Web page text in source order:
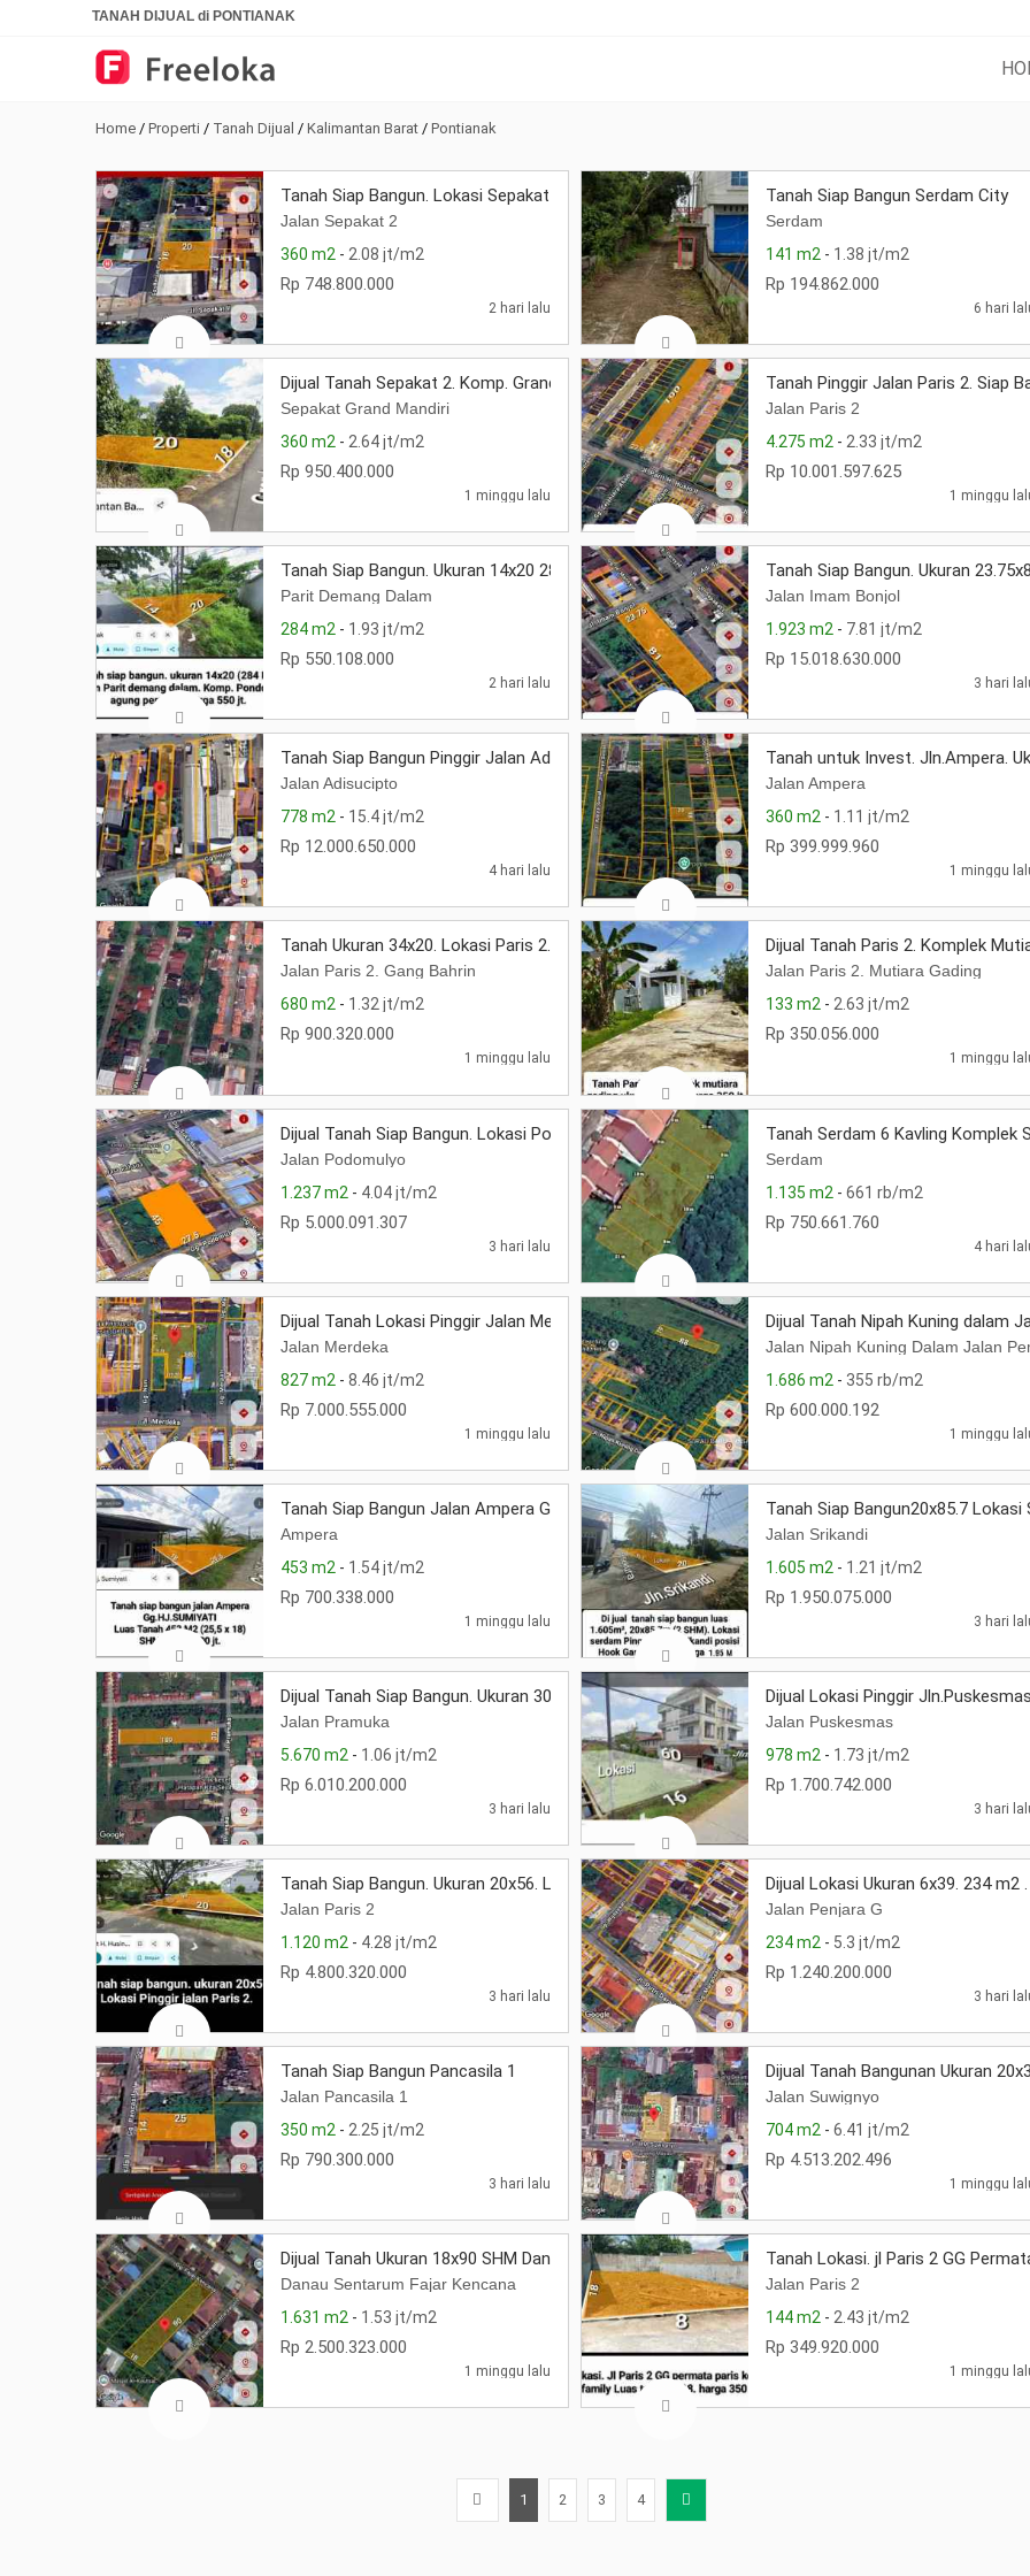
TANAH DIJUAL di PONTIANAK
Home / Properti / Tanah Dijual / Kalimantan Barat / Pontianak
Tanah Siap Bangun. Lokasi Sepakat 2. Belakang Ruko. 18x20
Jalan Sepakat 2
360 m2 - 2.08 jt/m2
Rp 748.800.000
2 hari lalu
Tanah Siap Bangun Serdam City
Serdam
141 m2 - 1.38 jt/m2
Rp 194.862.000
6 hari
Dijual Tanah Sepakat 2. Komp. Grand Sepakat Mandiri. Uk 18 X 20
Sepakat Grand Mandiri
360 m2 - 2.64 jt/m2
Rp 950.400.000
1 minggu lalu
Tanah Pinggir Jalan Paris 2. Siap
Jalan Paris 2
4.275 m2 - 2.33 jt/m2
Rp 10.001.597.625
1 minggu
Tanah Siap Bangun. Ukuran 14x20 284 m2 . Jln Parit Demang dalam
Parit Demang Dalam
284 m2 - 1.93 jt/m2
Rp 550.108.000
2 hari lalu
Tanah Siap Bangun. Ukuran
Jalan Imam Bonjol
1.923 m2 - 7.81 jt/m2
Rp 15.018.630.000
3 hari
Tanah Siap Bangun Pinggir Jalan Adisucipto 100 meter dari BLKI
Jalan Adisucipto
778 m2- 15.4 jt/m2
Rp 12.000.650.000
4 hari lalu
Tanah untuk Invest. Jln.Ampera.
Jalan Ampera
360 m2 - 1.11 jt/m2
Rp 399.999.960
1 minggu
Tanah Ukuran 34x20. Lokasi Paris 2. Gang Bahrin. Harga 900 jt
Jalan Paris 2. Gang Bahrin
680 m2- 1.32 jt/m2
Rp 900.320.000
1 minggu lalu
Dijual Tanah Paris 2. Komplek
Jalan Paris 2. Mutiara Gading
133 m2 -2.63 jt/m2
Rp 350.056.000
1 minggu
Dijual Tanah Siap Bangun. Lokasi Podomoro Gang Podomulyo
Jalan Podomulyo
1.237 m2 - 4.04 jt/m2
Rp 5.000.091.307
3 hari lalu
Tanah Serdam 6 Kavling Komplek
Serdam
1.135 m2 -661 rb/m2
Rp 750.661.760
4 hari
Dijual Tanah Lokasi Pinggir Jalan Merdeka. Luas 827 m2. Harga 7M
Jalan Merdeka
827 m2 - 8.46 jt/m2
Rp 7.000.555.000
1 minggu lalu
Dijual Tanah Nipah Kuning dalam
Jalan Nipah Kuning Dalam Jalan
1.686 m2 - 355 rb/m2
Rp 600.000.192
1 minggu
Tanah Siap Bangun Jalan Ampera Gg HJ Sumiyati Harga 700 jt. SHM
Ampera
453 m2 - 1.54 jt/m2
Rp 700.338.000
1 minggu lalu
Tanah Siap Bangun20x85.7 Lokasi
Jalan Srikandi
1.605 m2 - 1.21 jt/m2
Rp 1.950.075.000
3 hari
Dijual Tanah Siap Bangun. Ukuran 30x189. Pinggir Jalan Pramuka
Jalan Pramuka
5.670 m2 - 1.06 jt/m2
Rp 6.010.200.000
3 hari lalu
Dijual Lokasi Pinggir Jln.Puskesmas.
Jalan Puskesmas
978 m2 - 1.73 jt/m2
Rp 1.700.742.000
3 hari
Tanah Siap Bangun. Ukuran 20x56. Lokasi Pinggir Jalan Paris 2
Jalan Paris 2
1.120 m2 - 4.28 jt/m2
Rp 4.800.320.000
3 hari lalu
Dijual Lokasi Ukuran 6x39. 234 m2
Jalan Penjara G
234 m2 - 5.3 jt/m2
Rp 1.240.200.000
3 hari
Tanah Siap Bangun Pancasila 1
Jalan Pancasila 1
350 m2- 2.25 jt/m2
Rp 790.300.000
3 hari lalu
Dijual Tanah Bangunan Ukuran
Jalan Suwignyo
704 m2 -6.41 jt/m2
Rp 4.513.202.496
1 minggu
Dijual Tanah Ukuran 18x90 SHM Danau Sentarum. Fajar Kencana
Danau Sentarum Fajar Kencana
1.631 m2- 1.53 jt/m2
Rp 2.500.323.000
1 minggu lalu
Tanah Lokasi. jl Paris 2 GG
Jalan Paris 2
144 m2 -2.43 jt/m2
Rp 349.920.000
1 minggu
1 2 3 4